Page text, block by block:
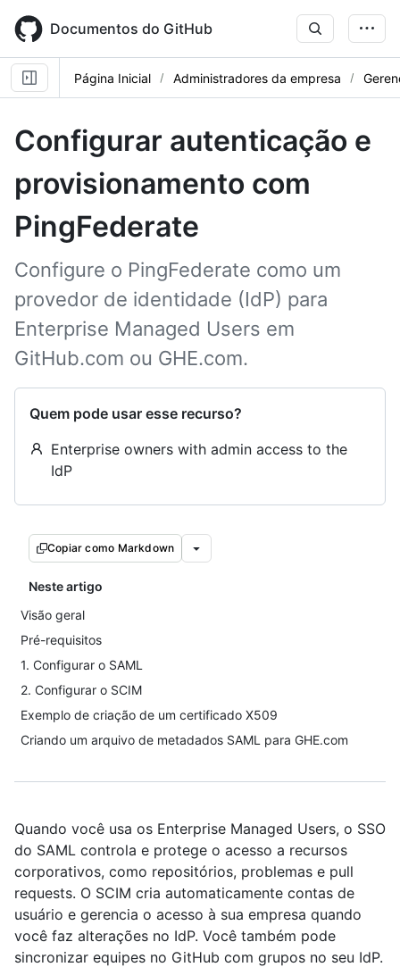
main
content
Documentos do GitHub
Página Inicial Administradores da empresa
Configurar autenticação e
provisionamento com
PingFederate
Configure o PingFederate como um
provedor de identidade (IdP) para
Enterprise Managed Users em
GitHub.com ou GHE.com.
Quem pode usar esse recurso?
Enterprise owners with admin access to the
IdP
Copiar como Markdown
Neste artigo
Visão geral
Pré-requisitos
1. Configurar o SAML
2. Configurar o SCIM
Exemplo de criação de um certificado X509
Criando um arquivo de metadados SAML para GHE.com
Quando você usa os Enterprise Managed Users, o SSO
do SAML controla e protege o acesso a recursos
corporativos, como repositórios, problemas e pull
requests. O SCIM cria automaticamente contas de
usuário e gerencia o acesso à sua empresa quando
você faz alterações no IdP. Você também pode
sincronizar equipes no GitHub com grupos no seu IdP.